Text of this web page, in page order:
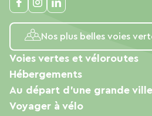
Nos plus belles voies
Voies vertes et véloroutes
Hébergements
Au départ d'une grande ville
Voyager à vélo